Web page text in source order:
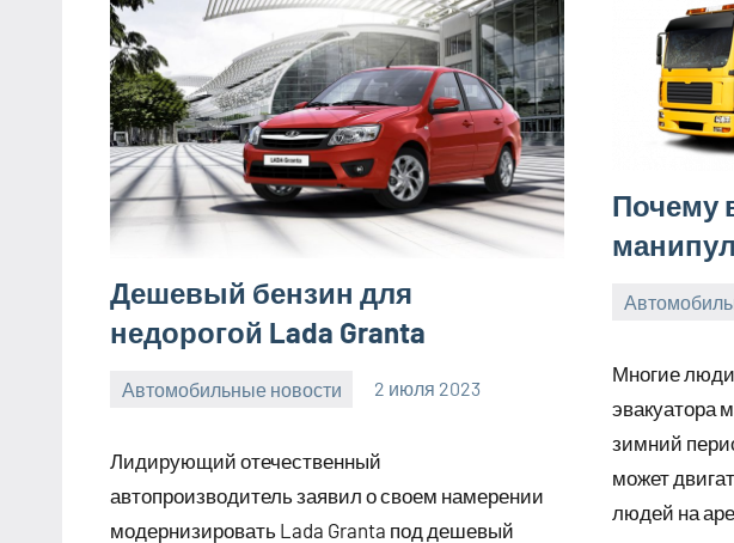
Дешевый бензин для
недорогой Lada Granta
Автомобильные новости 2 июля 2023
Лидирующий отечественный
автопроизводитель заявил о своем намерении
модернизировать Lada Granta под дешевый
Почему
Многие
эвакуатора
зимний
может
людей на